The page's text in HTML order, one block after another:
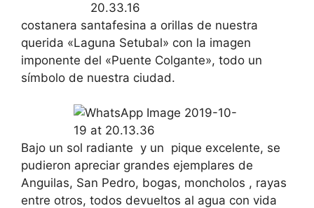
costanera santafesina a orillas de nuestra
querida «Laguna Setubal» con la imagen
imponente del «Puente Colgante», todo un
símbolo de nuestra ciudad.
Bajo un sol radiante y un pique excelente, se
pudieron apreciar grandes ejemplares de
Anguilas, San Pedro, bogas, moncholos , rayas
entre otros, todos devueltos al agua con vida